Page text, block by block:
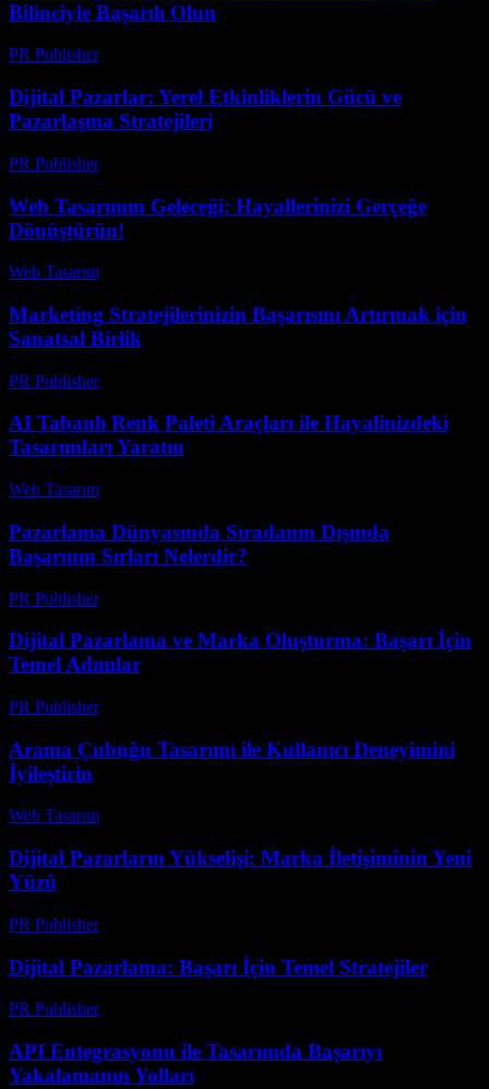
Bilinciyle Başarılı Olun
PR Publisher-
Dijital Pazarlar: Yerel Etkinliklerin Gücü ve
Pazarlaşma Stratejileri
PR Publisher-
Web Tasarımın Geleceği: Hayallerinizi Gerçeğe
Dönüştürün!
Web Tasarım
Marketing Stratejilerinizin Başarısını Artırmak için
Sanatsal Birlik
PR Publisher-
AI Tabanlı Renk Paleti Araçları ile Hayalinizdeki
Tasarımları Yaratın
Web Tasarım
Pazarlama Dünyasında Sıradanın Dışında
Başarının Sırları Nelerdir?
PR Publisher-
Dijital Pazarlama ve Marka Oluşturma: Başarı İçin
Temel Adımlar
PR Publisher-
Arama Çubuğu Tasarımı ile Kullanıcı Deneyimini
İyileştirin
Web Tasarım
Dijital Pazarların Yükselişi: Marka İletişiminin Yeni
Yüzü
PR Publisher-
Dijital Pazarlama: Başarı İçin Temel Stratejiler
PR Publisher-
API Entegrasyonu ile Tasarımda Başarıyı
Yakalamanın Yolları